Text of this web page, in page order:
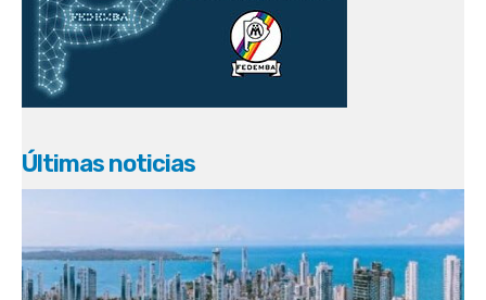
Últimas noticias